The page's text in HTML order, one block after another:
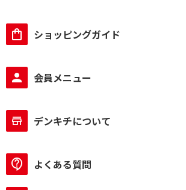
ショッピングガイド
会員メニュー
デンキチについて
よくある質問